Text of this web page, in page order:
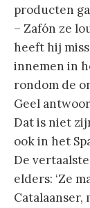
producten
– Zafón ze
heeft hij
innemen in
rondom de
Geel
Dat is niet
ook in het
De
elders: ‘Ze
Catalaanser,